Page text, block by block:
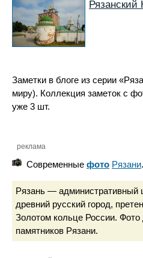
Рязанский
Заметки в блоге из серии
миру). Коллекция заметок с
уже 3 шт.
реклама
Современные фото Рязани.
Рязань — административный
древний русский город,
Золотом кольце России. Фото
памятников Рязани.